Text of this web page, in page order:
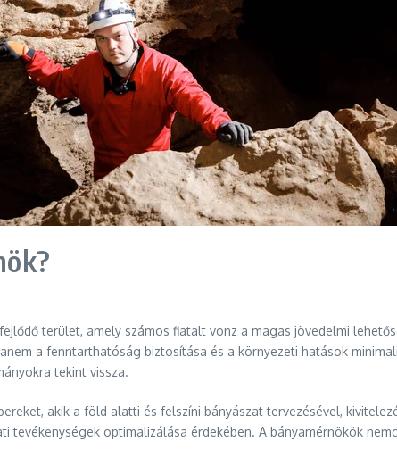
terület, amely számos fiatalt vonz a magas jövedelmi
a fenntarthatóság biztosítása és a környezeti hatások
tekint vissza.
akik a föld alatti és felszíni bányászat tervezésével,
tevékenységek optimalizálása érdekében. A bányamérnökök